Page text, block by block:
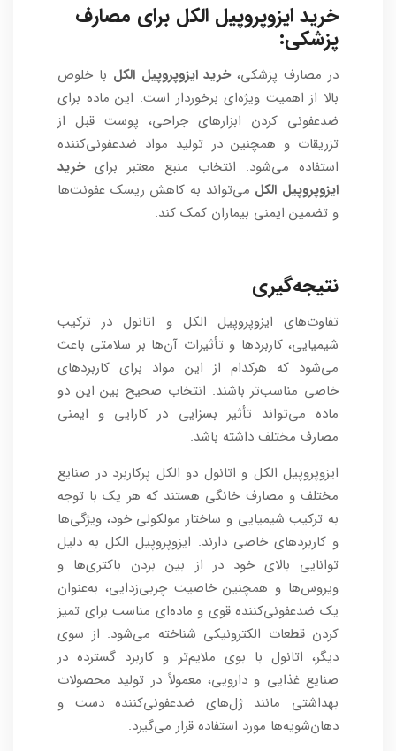
خرید ایزوپروپیل الکل برای مصارف
پزشکی:
در مصارف پزشکی،خرید ایزوپروپیل الکل با خلوص
بالا از اهمیت ویژه‌ای برخوردار است. این ماده برای
ضدعفونی کردن ابزارهای جراحی، پوست قبل از
تزریقات و همچنین در تولید مواد ضدعفونی‌کننده
استفاده می‌شود. انتخاب منبع معتبر برایخرید
ایزوپروپیل الکل می‌تواند به کاهش ریسک عفونت‌ها
و تضمین ایمنی بیماران کمک کند.
نتیجه‌گیری
تفاوت‌های ایزوپروپیل الکل و اتانول در ترکیب
شیمیایی، کاربردها و تأثیرات آن‌ها بر سلامتی باعث
می‌شود که هرکدام از این مواد برای کاربردهای
خاصی مناسب‌تر باشند. انتخاب صحیح بین این دو
ماده می‌تواند تأثیر بسزایی در کارایی و ایمنی
مصارف مختلف داشته باشد.
ایزوپروپیل الکل و اتانول دو الکل پرکاربرد در صنایع
مختلف و مصارف خانگی هستند که هر یک با توجه
به ترکیب شیمیایی و ساختار مولکولی خود، ویژگی‌ها
و کاربردهای خاصی دارند. ایزوپروپیل الکل به دلیل
توانایی بالای خود در از بین بردن باکتری‌ها و
ویروس‌ها و همچنین خاصیت چربی‌زدایی، به‌عنوان
یک ضدعفونی‌کننده قوی و ماده‌ای مناسب برای تمیز
کردن قطعات الکترونیکی شناخته می‌شود. از سوی
دیگر، اتانول با بوی ملایم‌تر و کاربرد گسترده در
صنایع غذایی و دارویی، معمولاً در تولید محصولات
بهداشتی مانند ژل‌های ضدعفونی‌کننده دست و
دهان‌شویه‌ها مورد استفاده قرار می‌گیرد.